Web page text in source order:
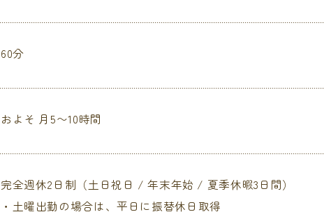
60分
およそ 月5〜10時間
完全週休2日制（土日祝日 / 年末年始 / 夏季休暇3日間）
・土曜出勤の場合は、平日に振替休日取得